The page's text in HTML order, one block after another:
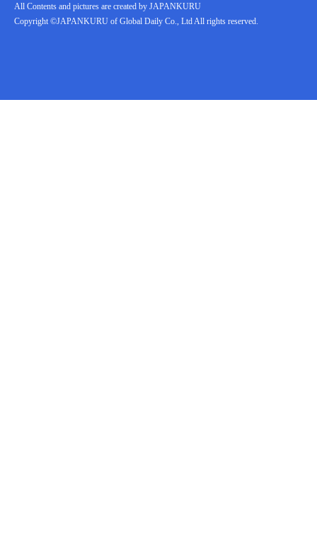
All Contents and pictures are created by JAPANKURU
Copyright ©JAPANKURU of Global Daily Co., Ltd All rights reserved.